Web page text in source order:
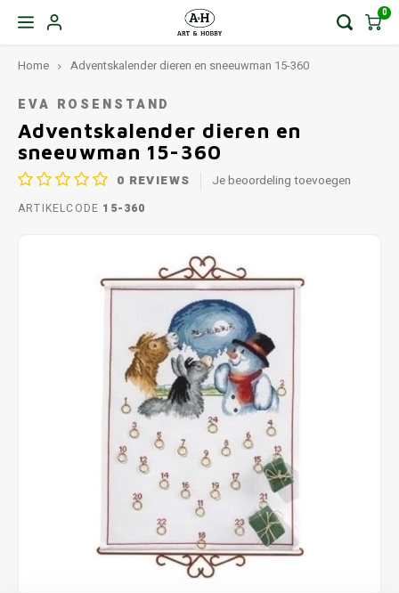
0
Home Adventskalender dieren en sneeuwman 15-360
EVA ROSENSTAND
Adventskalender dieren en
sneeuwman 15-360
0 REVIEWS Je beoordeling toevoegen
ARTIKELCODE 15-360